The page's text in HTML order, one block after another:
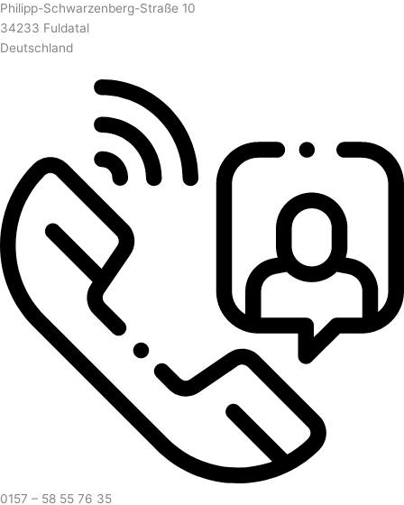
Philipp-Schwarzenberg-Straße 10
34233 Fuldatal
Deutschland
0157 – 58 55 76 35